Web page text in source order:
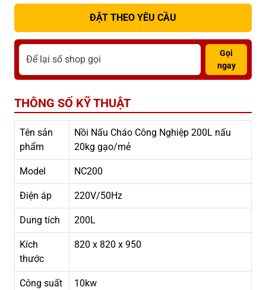
ĐẶT THEO YÊU CẦU
Gọi
ngay
THÔNG SỐ KỸ THUẬT
Tên sản
phẩm
Nồi Nấu Cháo Công Nghiệp 200L nấu
20kg gạo/mẻ
Model NC200
Điện áp 220V/50Hz
Dung tích 200L
Kích
thước
820 x 820 x 950
Công suất 10kw